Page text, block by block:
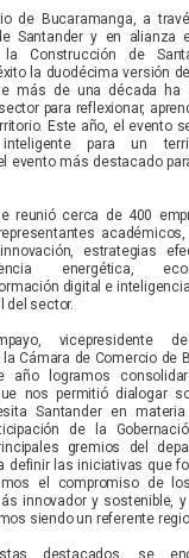
de Bucaramanga, a
Santander y en alianza
Construcción de
la duodécima versión
más de una década ha
para reflexionar,
Este año, el evento
para un
evento más destacado
reunió cerca de 400
estrategias
energética,
digital e
del sector.
vicepresidente
la Cámara de Comercio de
año logramos
nos permitió dialogar
Santander en
de la
gremios del
definir las iniciativas que
el compromiso de
innovador y sostenible,
siendo un referente